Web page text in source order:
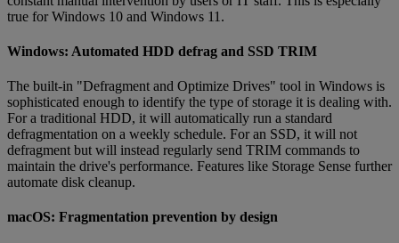
true for Windows 10 and Windows 11.
Windows: Automated HDD defrag and SSD TRIM
The built-in "Defragment and Optimize Drives" tool in Windows is
sophisticated enough to identify the type of storage it is dealing with.
For a traditional HDD, it will automatically run a standard
defragmentation on a weekly schedule. For an SSD, it will not
defragment but will instead regularly send TRIM commands to
maintain the drive's performance. Features like Storage Sense further
automate disk cleanup.
macOS: Fragmentation prevention by design